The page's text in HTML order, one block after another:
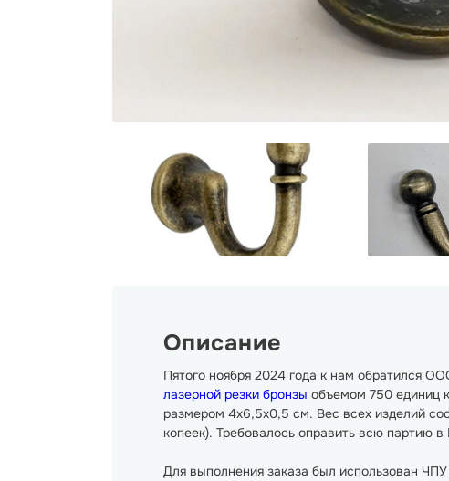
Описание
Пятого ноября 2024 года к нам обратился
лазерной резки бронзы объемом 750 единиц
размером 4х6,5х0,5 см. Вес всех изделий
копеек). Требовалось оправить всю партию
Для выполнения заказа был использован